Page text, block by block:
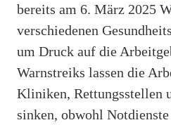
bereits am 6. März 2025
verschiedenen
um Druck auf die
Warnstreiks lassen die
Kliniken, Rettungsstellen
sinken, obwohl